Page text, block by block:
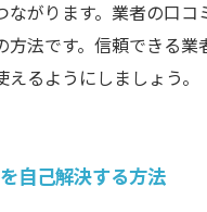
ながります。業者の口コ
方法です。信頼できる業
るようにしましょう。
自己解決する方法